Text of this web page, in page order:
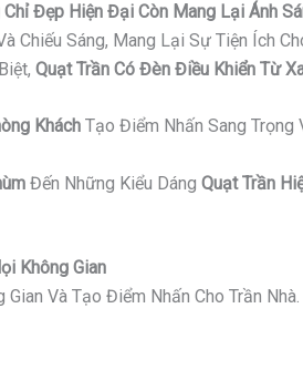
Đẹp Hiện Đại Còn Mang Lại Ánh
Chiếu Sáng, Mang Lại Sự Tiện Ích
Quạt Trần Có Đèn Điều Khiển Từ
Khách Tạo Điểm Nhấn Sang Trọng
Đến Những Kiểu Dáng Quạt Trần
Không Gian
Và Tạo Điểm Nhấn Cho Trần